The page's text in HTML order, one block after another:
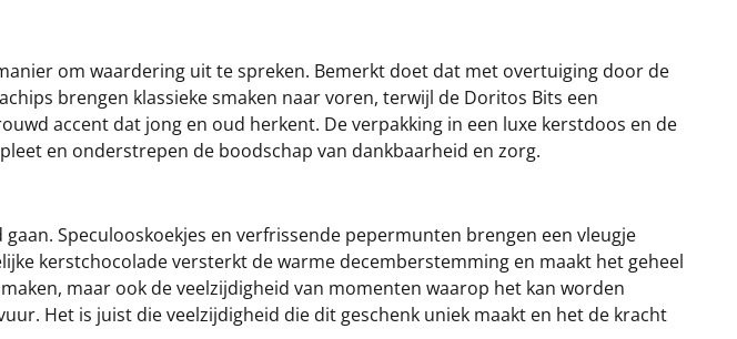
om waardering uit te spreken. Bemerkt doet dat met overtuiging door de
brengen klassieke smaken naar voren, terwijl de Doritos Bits een
accent dat jong en oud herkent. De verpakking in een luxe kerstdoos en de
en onderstrepen de boodschap van dankbaarheid en zorg.
Speculooskoekjes en verfrissende pepermunten brengen een vleugje
kerstchocolade versterkt de warme decemberstemming en maakt het geheel
maar ook de veelzijdigheid van momenten waarop het kan worden
Het is juist die veelzijdigheid die dit geschenk uniek maakt en het de kracht